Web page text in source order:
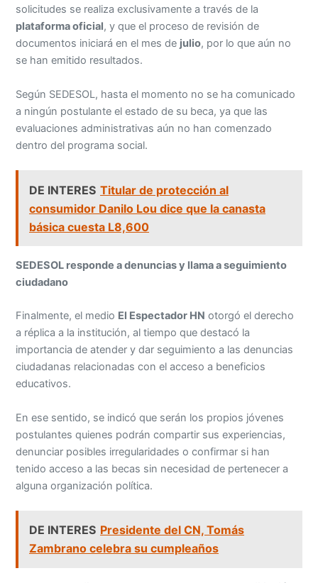
solicitudes se realiza exclusivamente a través de la
plataforma oficial, y que el proceso de revisión de
documentos iniciará en el mes de julio, por lo que aún no
se han emitido resultados.
Según SEDESOL, hasta el momento no se ha comunicado
a ningún postulante el estado de su beca, ya que las
evaluaciones administrativas aún no han comenzado
dentro del programa social.
DE INTERES Titular de protección al
consumidor Danilo Lou dice que la canasta
básica cuesta L8,600
SEDESOL responde a denuncias y llama a seguimiento
ciudadano
Finalmente, el medio El Espectador HN otorgó el derecho
a réplica a la institución, al tiempo que destacó la
importancia de atender y dar seguimiento a las denuncias
ciudadanas relacionadas con el acceso a beneficios
educativos.
En ese sentido, se indicó que serán los propios jóvenes
postulantes quienes podrán compartir sus experiencias,
denunciar posibles irregularidades o confirmar si han
tenido acceso a las becas sin necesidad de pertenecer a
alguna organización política.
DE INTERES Presidente del CN, Tomás
Zambrano celebra su cumpleaños